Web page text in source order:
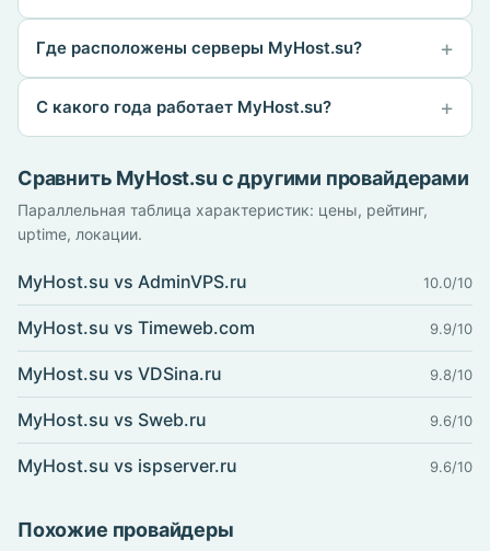
Где расположены серверы MyHost.su?
С какого года работает MyHost.su?
Сравнить MyHost.su с другими провайдерами
Параллельная таблица характеристик: цены, рейтинг,
uptime, локации.
MyHost.su vs AdminVPS.ru 10.0/10
MyHost.su vs Timeweb.com 9.9/10
MyHost.su vs VDSina.ru 9.8/10
MyHost.su vs Sweb.ru 9.6/10
MyHost.su vs ispserver.ru 9.6/10
Похожие провайдеры